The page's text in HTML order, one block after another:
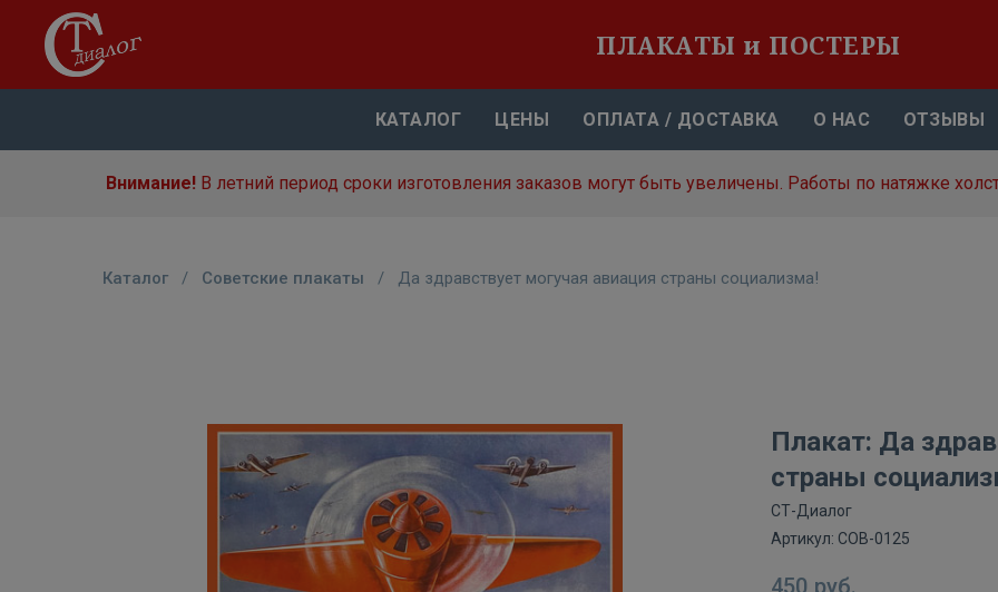
ПЛАКАТЫ и ПОСТЕРЫ
КАТАЛОГ ЦЕНЫ ОПЛАТА / ДОСТАВКА О НАС ОТЗЫВЫ
Внимание! В летний период сроки изготовления заказов могут быть увеличены. Работы по натяжке
Каталог / Советские плакаты / Да здравствует могучая авиация страны социализма!
Плакат: Да
страны
СТ-Диалог
Артикул: СОВ-0125